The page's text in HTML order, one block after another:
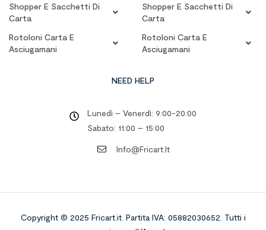
Shopper E Sacchetti Di
Carta
Rotoloni Carta E
Asciugamani
Shopper E Sacchetti Di
Carta
Rotoloni Carta E
Asciugamani
NEED HELP
Lunedì – Venerdì: 9:00-20:00
Sabato: 11:00 – 15:00
Info@fricart.it
Copyright © 2025 Fricart.it. Partita IVA: 05882030652. Tutti i